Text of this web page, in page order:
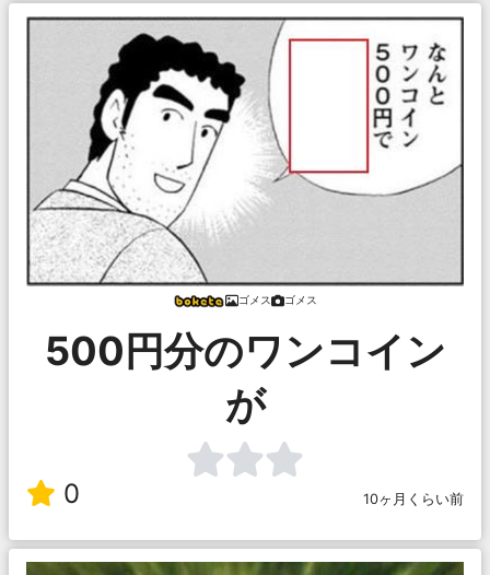
ゴメス ゴメス
500円分のワンコイン
が
0 10ヶ月くらい前